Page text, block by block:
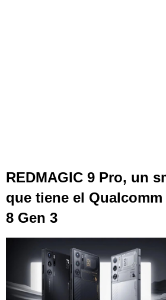
REDMAGIC 9 Pro, un
que tiene el
8 Gen 3